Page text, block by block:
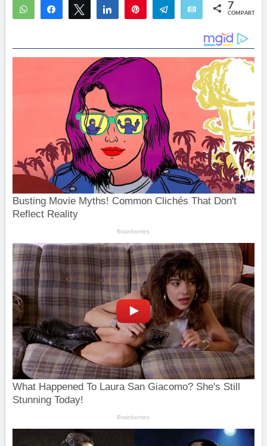
WhatsAppCompartirTwittear Compartir Telegram Email 7
COMPARTIR